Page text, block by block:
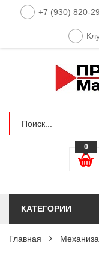
+7 (930) 820-
0
КАТЕГОРИИ
Главная